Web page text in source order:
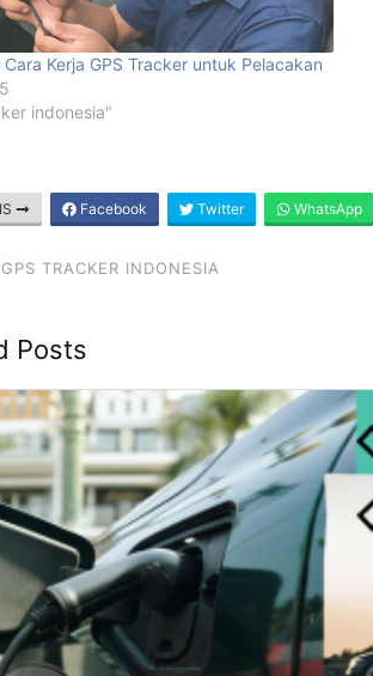
Cara Kerja GPS Tracker untuk Pelacakan
indonesia"
Facebook Twitter WhatsApp
TRACKER INDONESIA
Posts